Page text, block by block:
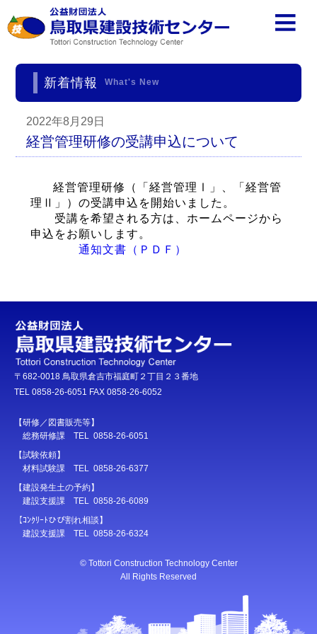
新着情報 What's New
2022年8月29日
経営管理研修の受講申込について
経営管理研修（「経営管理Ⅰ」、「経営管
理Ⅱ」）の受講申込を開始いました。
受講を希望される方は、ホームページから
申込をお願いします。
通知文書（ＰＤＦ）
〒682-0018 鳥取県倉吉市福庭町２丁目２３番地
TEL 0858-26-6051 FAX 0858-26-6052
【研修／図書販売等】
総務研修課 TEL 0858-26-6051
【試験依頼】
材料試験課 TEL 0858-26-6377
【建設発生土の予約】
建設支援課 TEL 0858-26-6089
【ｺﾝｸﾘｰﾄひび割れ相談】
建設支援課 TEL 0858-26-6324
© Tottori Construction Technology Center
All Rights Reserved